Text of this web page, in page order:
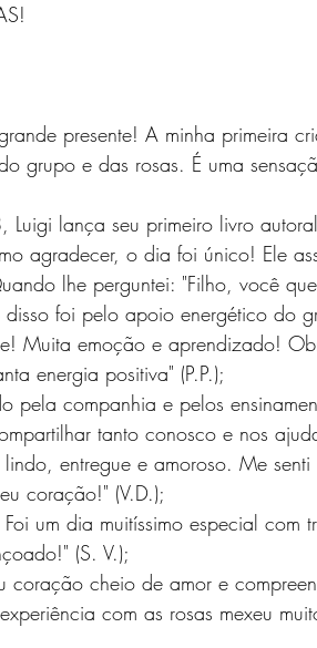
grupo e das rosas. É uma
agradecer, o dia foi único! Ele
lhe perguntei: "Filho, você
foi pelo apoio energético do
energia positiva" (P.P.);
tanto conosco e nos
lindo, entregue e amoroso. Me
coração!" (V.D.);
(S. V.);
com as rosas mexeu